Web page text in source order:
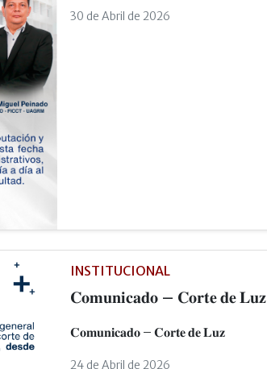
30 de Abril de 2026
INSTITUCIONAL
𝐂𝐨𝐦𝐮𝐧𝐢𝐜𝐚𝐝𝐨 – 𝐂𝐨𝐫𝐭𝐞 𝐝𝐞 𝐋𝐮𝐳
𝐂𝐨𝐦𝐮𝐧𝐢𝐜𝐚𝐝𝐨 – 𝐂𝐨𝐫𝐭𝐞 𝐝𝐞 𝐋𝐮𝐳
24 de Abril de 2026